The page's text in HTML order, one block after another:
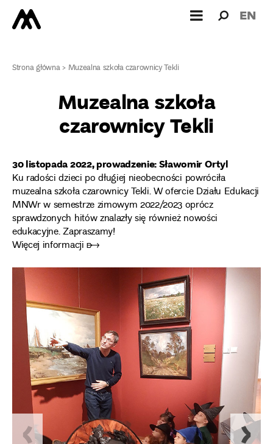
dla: EN
Strona główna> Muzealna szkoła czarownicy Tekli
Muzealna szkoła
czarownicy Tekli
30 listopada 2022, prowadzenie: Sławomir Ortyl
Ku radości dzieci po długiej nieobecności powróciła
muzealna szkoła czarownicy Tekli. W ofercie Działu Edukacji
MNWr w semestrze zimowym 2022/2023 oprócz
sprawdzonych hitów znalazły się również nowości
edukacyjne. Zapraszamy!
Więcej informacji ➸